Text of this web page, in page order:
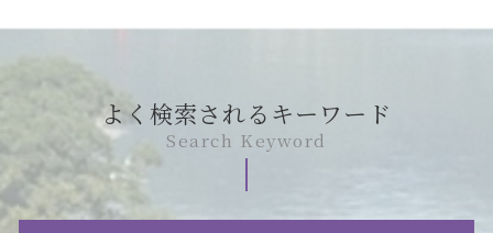
よく検索されるキーワード
Search Keyword